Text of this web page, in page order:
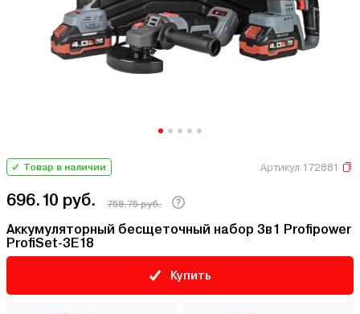
Товар в наличии Артикул 172881
696.10 руб. 758.75 руб.
Аккумуляторный бесщеточный набор 3в1 Profipower
ProfiSet-3E18
Купить